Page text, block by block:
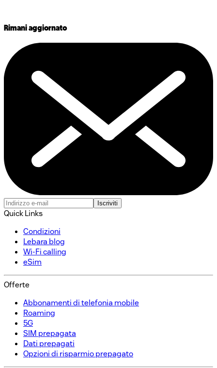
Rimani aggiornato
Iscriviti
Quick Links
Condizioni​
Lebara blog
Wi-Fi calling
eSim
Offerte​
Abbonamenti di telefonia mobile​
Roaming
5G
SIM prepagata​
Dati prepagati​
Opzioni di risparmio prepagato​